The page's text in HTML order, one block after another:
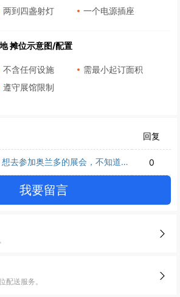
两到四盏射灯 一个电源插座
摊位示意图/配置
不含任何设施
需最小起订面积
遵守展馆限制
回复
去参加奥兰多的展会，不知道这
人眼里怎么样？
0
我要留言
配送服务。